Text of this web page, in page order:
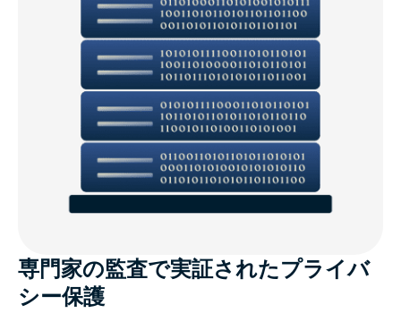
専門家の監査で実証されたプライバ
シー保護